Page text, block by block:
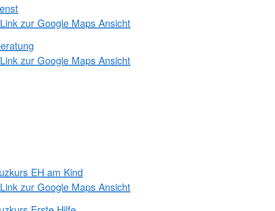
Link zur Google Maps Ansicht
Link zur Google Maps Ansicht
EH am Kind
Link zur Google Maps Ansicht